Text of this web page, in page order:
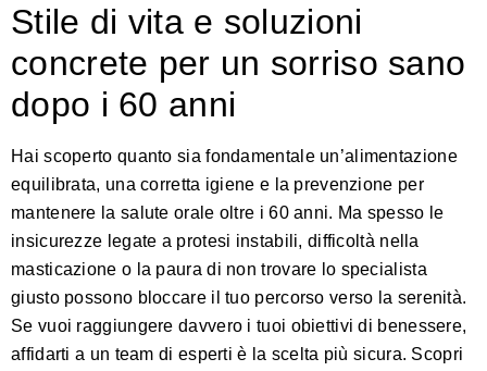
Stile di vita e soluzioni
concrete per un sorriso sano
dopo i 60 anni
Hai scoperto quanto sia fondamentale un’alimentazione
equilibrata, una corretta igiene e la prevenzione per
mantenere la salute orale oltre i 60 anni. Ma spesso le
insicurezze legate a protesi instabili, difficoltà nella
masticazione o la paura di non trovare lo specialista
giusto possono bloccare il tuo percorso verso la serenità.
Se vuoi raggiungere davvero i tuoi obiettivi di benessere,
affidarti a un team di esperti è la scelta più sicura. Scopri